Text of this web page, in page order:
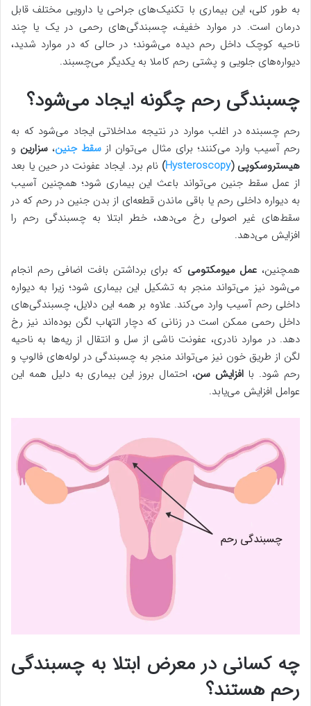
به طور کلی، این بیماری با تکنیک‌های جراحی یا دارویی مختلف قابل
درمان است. در موارد خفیف، چسبندگی‌های رحمی در یک یا چند
ناحیه کوچک داخل رحم دیده می‌شوند؛ در حالی که در موارد شدید،
دیواره‌های جلویی و پشتی رحم کاملا به یکدیگر می‌چسبند.
چسبندگی رحم چگونه ایجاد می‌شود؟
رحم چسبنده در اغلب موارد در نتیجه مداخلاتی ایجاد می‌شود که به
رحم آسیب وارد می‌کنند؛ برای مثال می‌توان از سقط جنین، سزارین و
هیستروسکوپی (Hysteroscopy
) نام برد. ایجاد عفونت در حین یا بعد
از عمل سقط جنین می‌تواند باعث این بیماری شود؛ همچنین آسیب
به دیواره داخلی رحم یا باقی ماندن قطعه‌ای از بدن جنین در رحم که در
سقط‌های غیر اصولی رخ می‌دهد، خطر ابتلا به چسبندگی رحم را
افزایش می‌دهد.
همچنین، عمل میومکتومی که برای برداشتن بافت اضافی رحم انجام
می‌شود نیز می‌تواند منجر به تشکیل این بیماری شود؛ زیرا به دیواره
داخلی رحم آسیب وارد می‌کند. علاوه بر همه این دلایل، چسبندگی‌های
داخل رحمی ممکن است در زنانی که دچار التهاب لگن بوده‌اند نیز رخ
دهد. در موارد نادری، عفونت ناشی از سل و انتقال از ریه‌ها به ناحیه
لگن از طریق خون نیز می‌تواند منجر به چسبندگی در لوله‌های فالوپ و
رحم شود. باافزایش سن، احتمال بروز این بیماری به دلیل همه این
عوامل افزایش می‌یابد.
چه کسانی در معرض ابتلا به چسبندگی
رحم هستند؟